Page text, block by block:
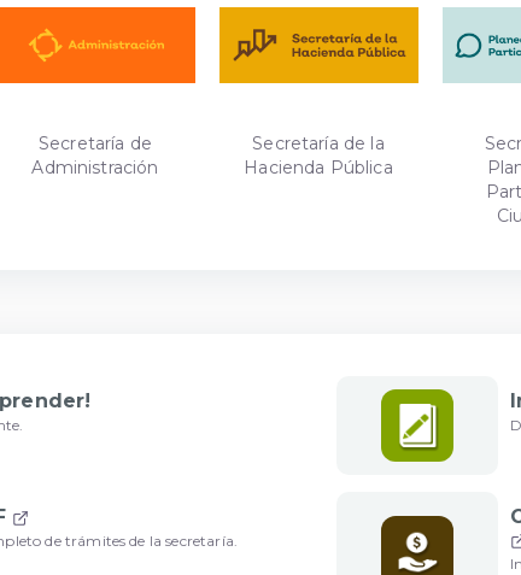
Secretaría de
Administración
Secretaría de la
Hacienda Pública
de trámites de la secretaría.